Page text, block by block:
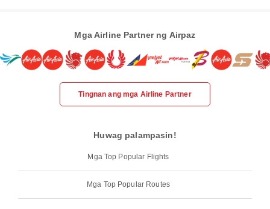
Mga Airline Partner ng Airpaz
Tingnan ang mga Airline Partner
Huwag palampasin!
Mga Top Popular Flights
Mga Top Popular Routes